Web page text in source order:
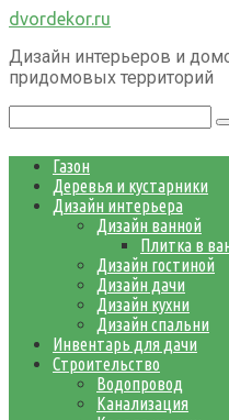
Перейти
контенту
dvordekor.ru
Дизайн интерьеров и
придомовых территорий
Газон
Деревья и кустарники
Дизайн интерьера
Дизайн ванной
Плитка в
Дизайн гостиной
Дизайн дачи
Дизайн кухни
Дизайн спальни
Инвентарь для дачи
Строительство
Водопровод
Канализация